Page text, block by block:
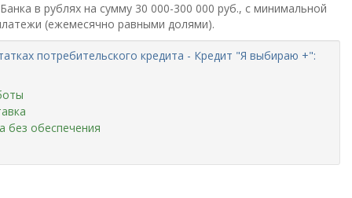
в рублях на сумму 30 000-300 000 руб., с минимальной
(ежемесячно равными долями).
потребительского кредита - Кредит "Я выбираю +":
без обеспечения